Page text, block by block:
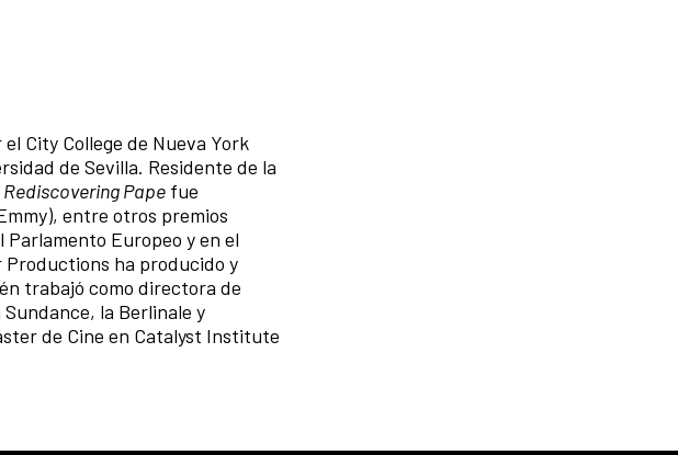
City College de Nueva York
de Sevilla. Residente de la
Rediscovering Pape fue
entre otros premios
Parlamento Europeo y en el
Productions ha producido y
trabajó como directora de
la Berlinale y
de Cine en Catalyst Institute